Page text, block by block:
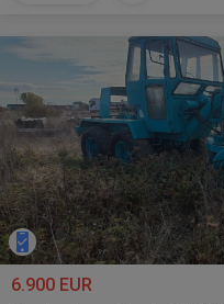
6.900 EUR